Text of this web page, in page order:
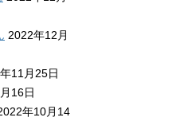
2022年12月
11月25日
16日
年10月14